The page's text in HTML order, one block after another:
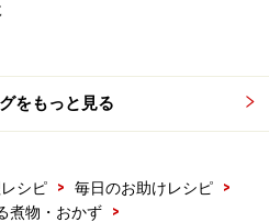
押してならす。
う、押してならす
をもっと見る
シピ > 毎日のお助けレシピ
>
煮物・おかず
>